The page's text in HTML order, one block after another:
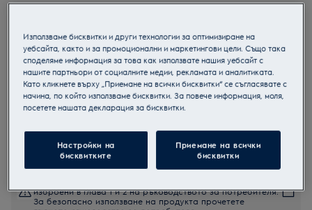
EW2TN5261E
Пералня с горно зареждане
Инструкциите за безопасност и предупрежденията за
изброени в глава 1 и 2 на ръководството за потребителя.
За безопасно използване на продукта прочетете
Използваме бисквитки и други технологии за оптимизиране на
уебсайта, както и за промоционални и маркетингови цели. Също така
споделяме информация за това как използвате нашия уебсайт с
нашите партньори от социалните медии, рекламата и аналитиката.
Като кликнете върху „Приемане на всички бисквитки“ се съгласявате с
начина, по който използваме бисквитки. За повече информация, моля,
посетете нашата декларация за бисквитки.
Настройки на
бисквитките
Приемане на всички
бисквитки